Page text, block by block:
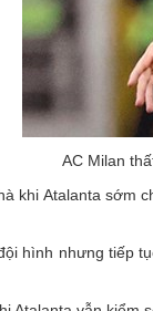
AC Milan
khi Atalanta
hình nhưng tiếp